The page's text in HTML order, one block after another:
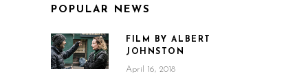
POPULAR NEWS
FILM BY ALBERT
JOHNSTON
April 16, 2018